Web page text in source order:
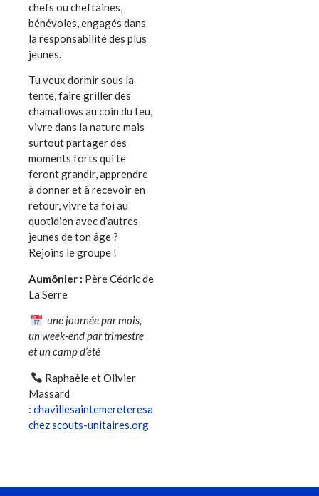
chefs ou cheftaines,
bénévoles, engagés dans
la responsabilité des plus
jeunes.
Tu veux dormir sous la
tente, faire griller des
chamallows au coin du feu,
vivre dans la nature mais
surtout partager des
moments forts qui te
feront grandir, apprendre
à donner et à recevoir en
retour, vivre ta foi au
quotidien avec d’autres
jeunes de ton âge ?
Rejoins le groupe !
Aumônier : Père Cédric de
La Serre
une journée par mois,
un week-end par trimestre
et un camp d’été
Raphaèle et Olivier
Massard
: chavillesaintemereteresa
chez scouts-unitaires.org